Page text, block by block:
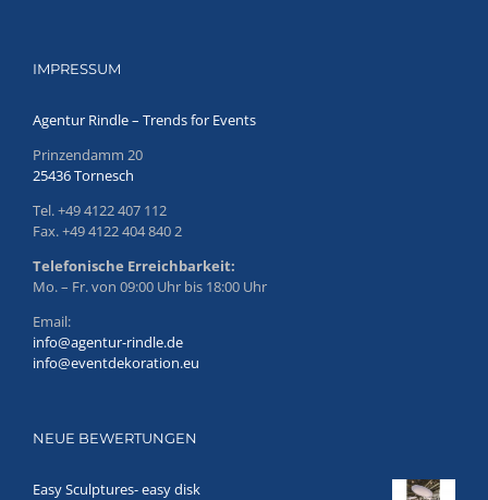
IMPRESSUM
Agentur Rindle – Trends for Events
Prinzendamm 20
25436 Tornesch
Tel. +49 4122 407 112
Fax. +49 4122 404 840 2
Telefonische Erreichbarkeit:
Mo. – Fr. von 09:00 Uhr bis 18:00 Uhr
Email:
info@agentur-rindle.de
info@eventdekoration.eu
NEUE BEWERTUNGEN
Easy Sculptures- easy disk